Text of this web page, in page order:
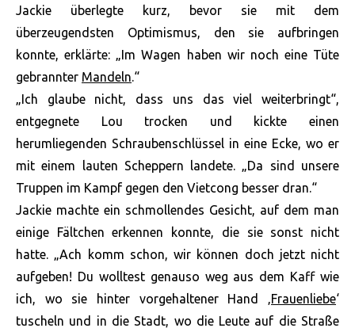
Jackie überlegte kurz, bevor sie mit dem
überzeugendsten Optimismus, den sie aufbringen
konnte, erklärte: „Im Wagen haben wir noch eine Tüte
gebrannter Mandeln.“
„Ich glaube nicht, dass uns das viel weiterbringt“,
entgegnete Lou trocken und kickte einen
herumliegenden Schraubenschlüssel in eine Ecke, wo er
mit einem lauten Scheppern landete. „Da sind unsere
Truppen im Kampf gegen den Vietcong besser dran.“
Jackie machte ein schmollendes Gesicht, auf dem man
einige Fältchen erkennen konnte, die sie sonst nicht
hatte. „Ach komm schon, wir können doch jetzt nicht
aufgeben! Du wolltest genauso weg aus dem Kaff wie
ich, wo sie hinter vorgehaltener Hand ‚Frauenliebe‘
tuscheln und in die Stadt, wo die Leute auf die Straße